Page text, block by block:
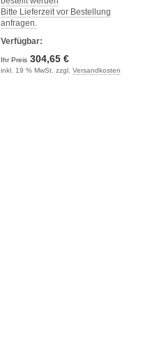
Bitte Lieferzeit vor Bestellung
anfragen.
Verfügbar:
Ihr Preis 304,65 €
inkl. 19 % MwSt. zzgl. Versandkosten